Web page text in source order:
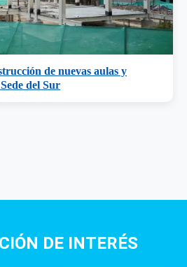
de nuevas aulas y
del Sur
DE INTERÉS